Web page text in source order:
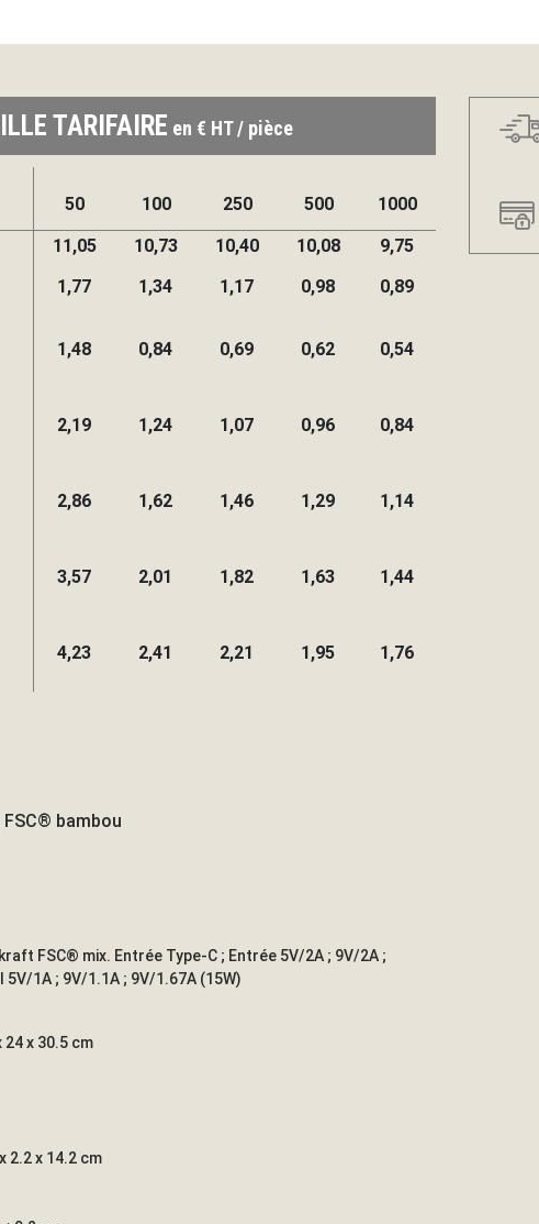
TARIFAIRE en € HT / pièce
50 100 250 500 1000
11,05 10,73 10,40 10,08
9,75
1,77 1,34 1,17 0,98 0,89
1,48 0,84 0,69 0,62 0,54
2,19 1,24 1,07 0,96 0,84
2,86 1,62 1,46 1,29 1,14
3,57 2,01 1,82 1,63 1,44
4,23 2,41 2,21 1,95 1,76
FSC® bambou
FSC® mix. Entrée Type-C ; Entrée 5V/2A ; 9V/2A ;
1A ; 9V/1.1A ; 9V/1.67A (15W)
x 30.5 cm
2.2 x 14.2 cm